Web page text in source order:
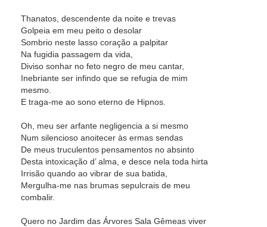
Thanatos, descendente da noite e trevas
Golpeia em meu peito o desolar
Sombrio neste lasso coração a palpitar
Na fugidia passagem da vida,
Diviso sonhar no feto negro de meu cantar,
Inebriante ser infindo que se refugia de mim
mesmo.
E traga-me ao sono eterno de Hipnos.
Oh, meu ser arfante negligencia a si mesmo
Num silencioso anoitecer às ermas sendas
De meus truculentos pensamentos no absinto
Desta intoxicação d’ alma, e desce nela toda hirta
Irrisão quando ao vibrar de sua batida,
Mergulha-me nas brumas sepulcrais de meu
combalir.
Quero no Jardim das Árvores Sala Gêmeas viver